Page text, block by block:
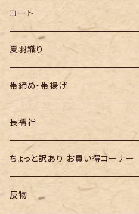
半幅帯
コート
夏羽織り
帯締め・帯揚げ
長襦袢
ちょっと訳あり お買い得コーナー
反物